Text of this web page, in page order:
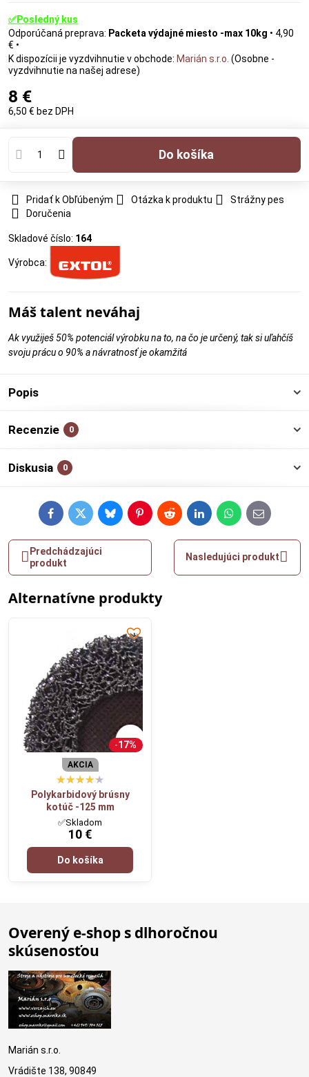
✅Posledný kus
Packeta výdajné miesto -max 10kg • 4,90
€ •
Marián s.r.o. (Osobne -
vyzdvihnutie na našej adrese)
8 €
6,50 € bez DPH
Do košíka
Pridať k Obľúbeným Otázka k produktu
Strážny pes
Doručenia
Skladové číslo: 164
Výrobca:
Máš talent neváhaj
Ak využiješ 50% potenciál výrobku na to, na čo je určený, tak si uľahčíš
svoju prácu o 90% a návratnosť je okamžitá
Popis
Recenzie 0
Diskusia 0
FacebookTwitterBlueskyPinterestRedditLinkedInWhatsApp
E-
mail
Predchádzajúci
produkt
Nasledujúci produkt
Alternatívne produkty
17%
AKCIA
Polykarbidový brúsny
kotúč -125 mm
✅Skladom
10 €
Do košíka
Overený e-shop s dlhoročnou
skúsenosťou
Marián s.r.o.
Vrádište 138, 90849